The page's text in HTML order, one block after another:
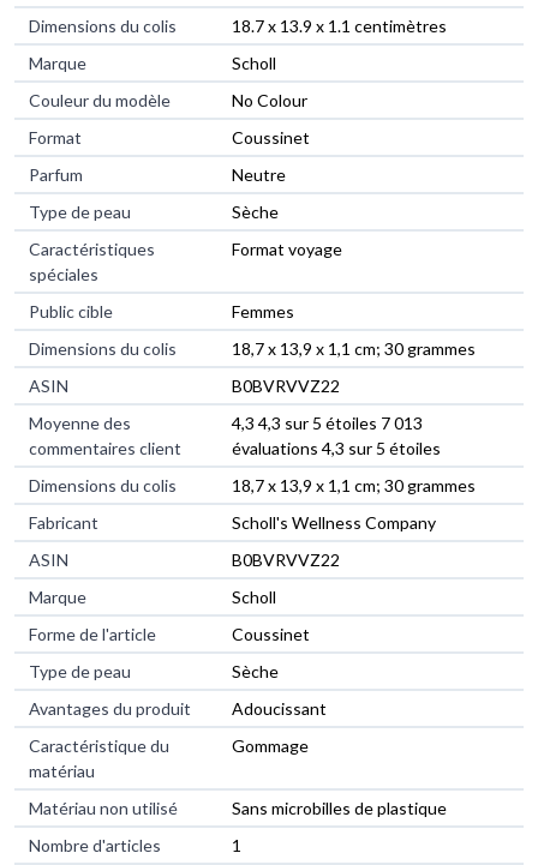
Dimensions du colis
‎18.7 x 13.9 x 1.1 centimètres
Marque
‎Scholl
Couleur du modèle
‎No Colour
Format
‎Coussinet
Parfum
‎Neutre
Type de peau
‎Sèche
Caractéristiques
spéciales
‎Format voyage
Public cible
‎Femmes
Dimensions du colis
‎18,7 x 13,9 x 1,1 cm; 30 grammes
ASIN
‎B0BVRVVZ22
Moyenne des
commentaires client
4,3 4,3 sur 5 étoiles 7 013
évaluations 4,3 sur 5 étoiles
Dimensions du colis
18,7 x 13,9 x 1,1 cm; 30 grammes
Fabricant
Scholl's Wellness Company
ASIN
B0BVRVVZ22
Marque
Scholl
Forme de l'article
Coussinet
Type de peau
Sèche
Avantages du produit
Adoucissant
Caractéristique du
matériau
Gommage
Matériau non utilisé
Sans microbilles de plastique
Nombre d'articles
1